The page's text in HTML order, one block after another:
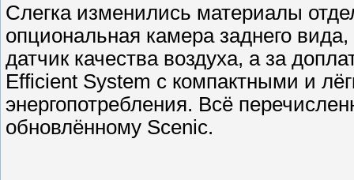
Слегка изменились материалы
опциональная камера заднего
датчик качества воздуха, а за
Efficient System с компактными и
энергопотребления. Всё
обновлённому Scenic.